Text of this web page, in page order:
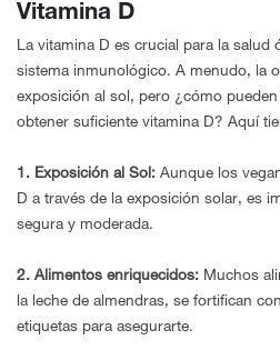
Vitamina D
La vitamina D es crucial para la salud
sistema inmunológico. A menudo, la
exposición al sol, pero ¿cómo
obtener suficiente vitamina D? Aquí
1. Exposición al Sol: Aunque los
D a través de la exposición solar, es
segura y moderada.
2. Alimentos enriquecidos: Muchos
la leche de almendras, se fortifican
etiquetas para asegurarte.